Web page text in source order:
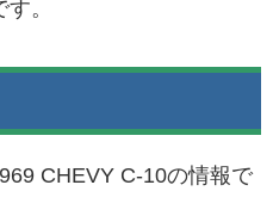
。
CHEVY C-10の情報で